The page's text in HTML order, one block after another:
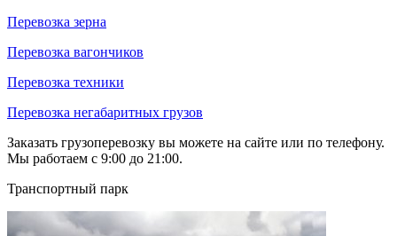
Перевозка зерна
Перевозка вагончиков
Перевозка техники
Перевозка негабаритных грузов
Заказать грузоперевозку вы можете на сайте или по телефону.
Мы работаем с 9:00 до 21:00.
Транспортный парк